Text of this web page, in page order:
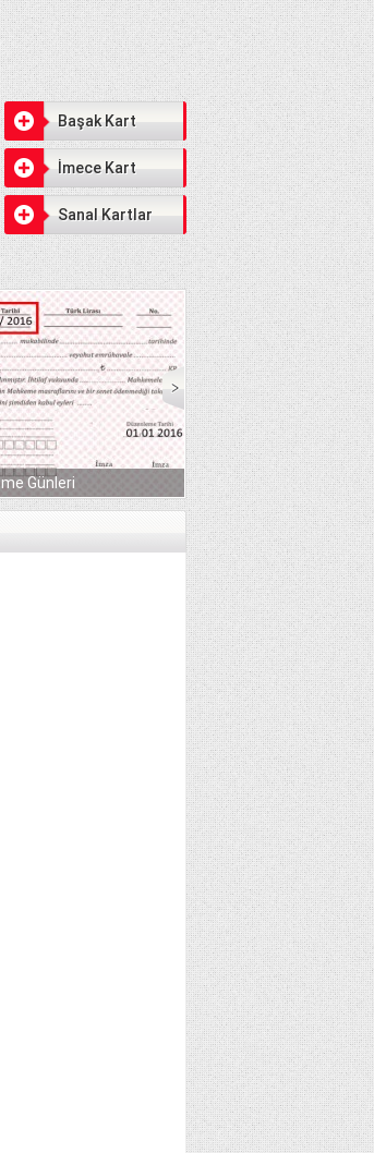
Başak Kart
İmece Kart
Sanal Kartlar
Serbest Piyasada Fındık Fiyatları 2018 DE YÜZLER
GÜLER:)